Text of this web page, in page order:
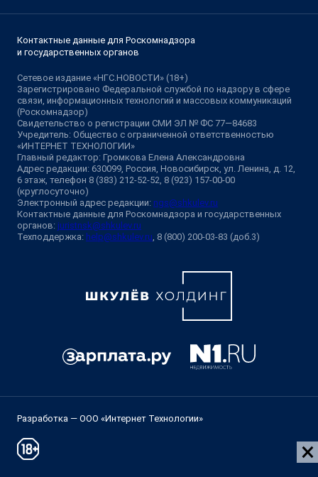
Контактные данные для Роскомнадзора
и государственных органов
Сетевое издание «НГС.НОВОСТИ» (18+)
Зарегистрировано Федеральной службой по надзору в сфере
связи, информационных технологий и массовых коммуникаций
(Роскомнадзор)
Свидетельство о регистрации СМИ ЭЛ № ФС 77—84683
Учредитель: Общество с ограниченной ответственностью
«ИНТЕРНЕТ ТЕХНОЛОГИИ»
Главный редактор: Громкова Елена Александровна
Адрес редакции: 630099, Россия, Новосибирск, ул. Ленина, д. 12,
6 этаж, телефон 8 (383) 212-52-52, 8 (923) 157-00-00
(круглосуточно)
Электронный адрес редакции: ngs@shkulev.ru
Контактные данные для Роскомнадзора и государственных
органов: juristnsk@shkulev.ru
Техподдержка: help@shkulev.ru , 8 (800) 200-03-83 (доб.3)
Разработка — ООО «Интернет Технологии»